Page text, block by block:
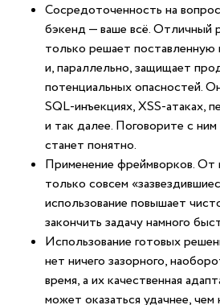
Сосредоточенность на
бэкенд — ваше всё. Отличный
только решает поставленную
и, параллельно, защищает
потенциальных опасностей.
SQL-инъекциях, XSS-атаках,
и так далее. Поговорите с
станет понятно.
Применение фреймворков. От
только совсем
использование повышает
закончить задачу намного
Использование готовых
нет ничего зазорного,
время, а их качественная
может оказаться удачнее, чем